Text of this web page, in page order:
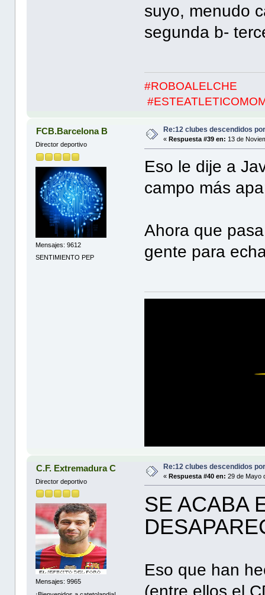
suyo, menudo
segunda b-
#ROBOALELCHE
FCB.Barcelona B
Director deportivo
Mensajes: 9612
SENTIMIENTO PEP
Re:12 clubes descendidos
« Respuesta #39 en: 13 de
Eso le dije a
campo más
Ahora que
gente para
C.F. Extremadura C
Director deportivo
Mensajes: 9965
Re:12 clubes descendidos
«Respuesta #40 en: 29 de Mayo
SE ACABA
Eso que han
(entre ellos el